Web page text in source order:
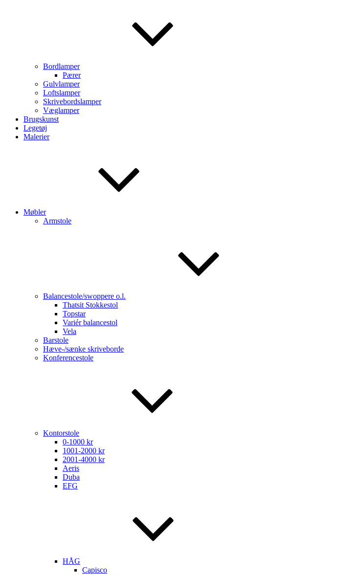
Bordlamper
Pærer
Gulvlamper
Loftslamper
Skrivebordslamper
Væglamper
Brugskunst
Legetøj
Malerier
Møbler
Armstole
Balancestole/swoppere o.l.
Thatsit Stokkestol
Topstar
Variér balancestol
Vela
Barstole
Hæve-/sænke skriveborde
Konferencestole
Kontorstole
0-1000 kr
1001-2000 kr
2001-4000 kr
Aeris
Duba
EFG
HÅG
Capisco